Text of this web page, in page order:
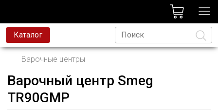
Каталог
Варочные центры
Варочный центр Smeg
TR90GMP